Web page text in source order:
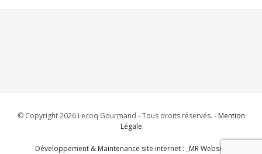
© Copyright 2026 Lecoq Gourmand - Tous droits réservés. - Mention
Légale
Développement & Maintenance site internet : _MR Website